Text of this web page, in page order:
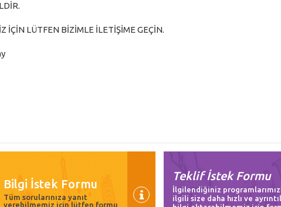
İÇİN LÜTFEN BİZİMLE İLETİŞİME GEÇİN.
Bilgi İstek Formu
Tüm sorularınıza yanıt
verebilmemiz için lütfen formu
Teklif İstek Formu
İlgilendiğiniz
ilgili size daha hızlı ve